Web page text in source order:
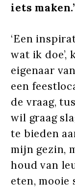
iets maken.’
‘Een
wat ik doe’,
eigenaar
een
de vraag,
wil graag
te bieden
mijn gezin,
houd van
eten, mooie